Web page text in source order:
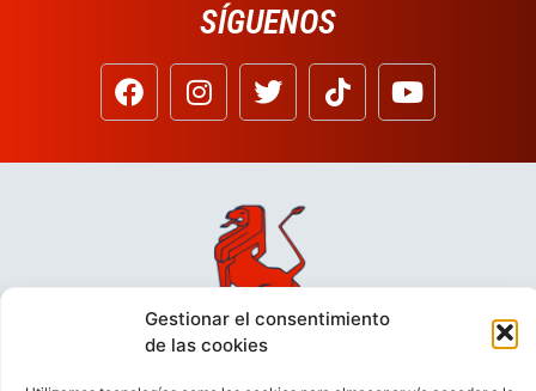
Gestionar el consentimiento
de las cookies
SÍGUENOS